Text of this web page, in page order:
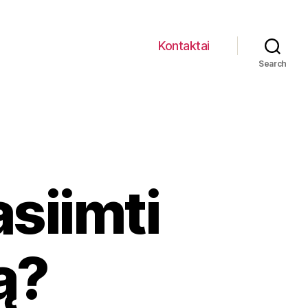
Kontaktai
Search